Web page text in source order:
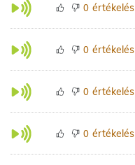
0 értékelés
0 értékelés
0 értékelés
0 értékelés